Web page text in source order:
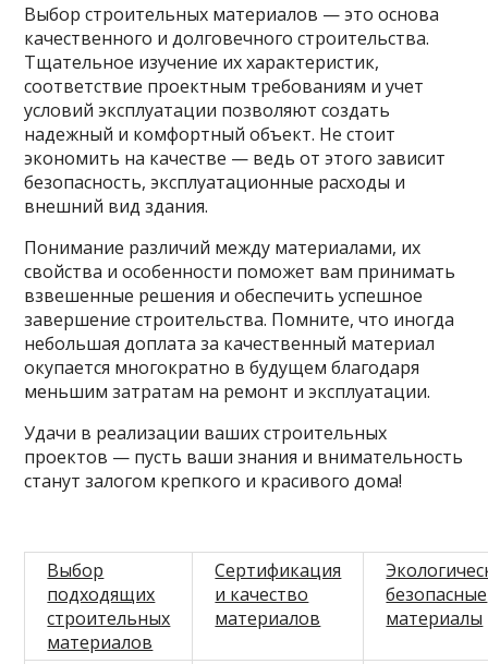
Выбор строительных материалов — это основа
качественного и долговечного строительства.
Тщательное изучение их характеристик,
соответствие проектным требованиям и учет
условий эксплуатации позволяют создать
надежный и комфортный объект. Не стоит
экономить на качестве — ведь от этого зависит
безопасность, эксплуатационные расходы и
внешний вид здания.
Понимание различий между материалами, их
свойства и особенности поможет вам принимать
взвешенные решения и обеспечить успешное
завершение строительства. Помните, что иногда
небольшая доплата за качественный материал
окупается многократно в будущем благодаря
меньшим затратам на ремонт и эксплуатации.
Удачи в реализации ваших строительных
проектов — пусть ваши знания и внимательность
станут залогом крепкого и красивого дома!
Выбор
подходящих
строительных
материалов
Сертификация
и качество
материалов
безопасные
материалы